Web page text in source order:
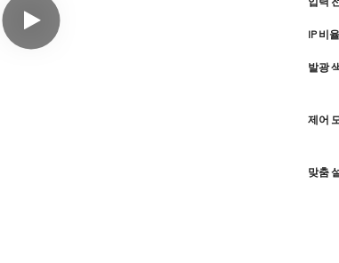
IP 비율
발광
제어
맞춤